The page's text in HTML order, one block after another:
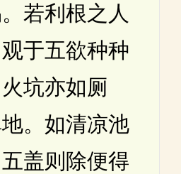
若利根之人
于五欲种种
坑亦如厕
。如清凉池
盖则除便得